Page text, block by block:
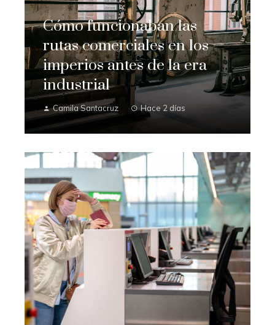
Cómo funcionaban las
rutas comerciales en los
imperios antes de la era
industrial
Camila Santacruz Hace 2 días